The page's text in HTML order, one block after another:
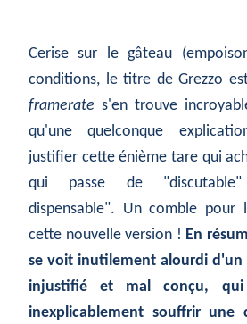
Cerise sur le gâteau
conditions, le titre de Grezzo
framerate s'en trouve
qu'une quelconque
justifier cette énième tare qui
qui passe de
dispensable". Un comble pour
cette nouvelle version ! En
se voit inutilement alourdi
injustifié et mal conçu,
inexplicablement souffrir une